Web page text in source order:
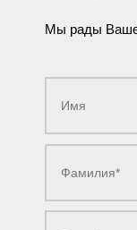
Мы рады